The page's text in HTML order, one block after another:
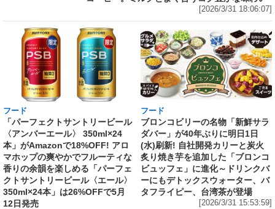
[2026/3/31 18:06:07]
フード
「パーフェクトサントリービール
〈アンバーエール〉 350ml×24
本」がAmazonで18%OFF! アロ
マホップの爽やかでフルーティな
香りの余韻を楽しめる「パーフェ
クトサントリービール〈エール〉
350ml×24本」は26%OFFで5月
12日発売
フード
ブロンコビリーの名物「新鮮サラ
ダバー」が40年ぶりに明日1日
(水)刷新! 自社開発カリーと炭火
炙り焼き芋を追加した「ブロンコ
ビュッフェ」に進化～ドリンクバ
ーにもデトックスウォーター、バ
タフライピー、台湾茶が登場
[2026/3/31 15:53:59]